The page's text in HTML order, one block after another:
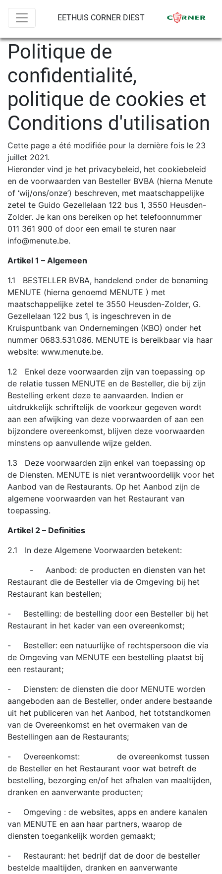
EETHUIS CORNER DIEST
Politique de
confidentialité,
politique de cookies et
Conditions d'utilisation
Cette page a été modifiée pour la dernière fois le 23
juillet 2021.
Hieronder vind je het privacybeleid, het cookiebeleid
en de voorwaarden van Besteller BVBA (hierna Menute
of ‘wij/ons/onze’) beschreven, met maatschappelijke
zetel te Guido Gezellelaan 122 bus 1, 3550 Heusden-
Zolder. Je kan ons bereiken op het telefoonnummer
011 361 900 of door een email te sturen naar
info@menute.be.
Artikel 1 – Algemeen
1.1 BESTELLER BVBA, handelend onder de benaming
MENUTE (hierna genoemd MENUTE ) met
maatschappelijke zetel te 3550 Heusden-Zolder, G.
Gezellelaan 122 bus 1, is ingeschreven in de
Kruispuntbank van Ondernemingen (KBO) onder het
nummer 0683.531.086. MENUTE is bereikbaar via haar
website: www.menute.be.
1.2 Enkel deze voorwaarden zijn van toepassing op
de relatie tussen MENUTE en de Besteller, die bij zijn
Bestelling erkent deze te aanvaarden. Indien er
uitdrukkelijk schriftelijk de voorkeur gegeven wordt
aan een afwijking van deze voorwaarden of aan een
bijzondere overeenkomst, blijven deze voorwaarden
minstens op aanvullende wijze gelden.
1.3 Deze voorwaarden zijn enkel van toepassing op
de Diensten. MENUTE is niet verantwoordelijk voor het
Aanbod van de Restaurants. Op het Aanbod zijn de
algemene voorwaarden van het Restaurant van
toepassing.
Artikel 2 – Definities
2.1 In deze Algemene Voorwaarden betekent:
- Aanbod: de producten en diensten van het
Restaurant die de Besteller via de Omgeving bij het
Restaurant kan bestellen;
- Bestelling: de bestelling door een Besteller bij het
Restaurant in het kader van een overeenkomst;
- Besteller: een natuurlijke of rechtspersoon die via
de Omgeving van MENUTE een bestelling plaatst bij
een restaurant;
- Diensten: de diensten die door MENUTE worden
aangeboden aan de Besteller, onder andere bestaande
uit het publiceren van het Aanbod, het totstandkomen
van de Overeenkomst en het overmaken van de
Bestellingen aan de Restaurants;
- Overeenkomst: de overeenkomst tussen
de Besteller en het Restaurant voor wat betreft de
bestelling, bezorging en/of het afhalen van maaltijden,
dranken en aanverwante producten;
- Omgeving : de websites, apps en andere kanalen
van MENUTE en aan haar partners, waarop de
diensten toegankelijk worden gemaakt;
- Restaurant: het bedrijf dat de door de besteller
bestelde maaltijden, dranken en aanverwante